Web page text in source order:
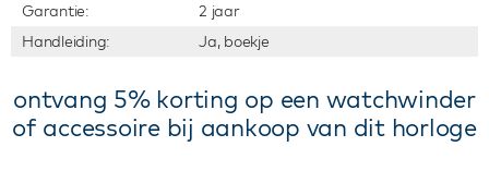
Garantie:
2 jaar
Handleiding:
Ja, boekje
ontvang 5% korting op een watchwinder
of accessoire bij aankoop van dit horloge